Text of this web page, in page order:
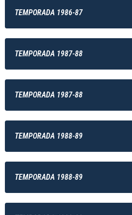
TEMPORADA 1986-87
TEMPORADA 1987-88
TEMPORADA 1987-88
TEMPORADA 1988-89
TEMPORADA 1988-89